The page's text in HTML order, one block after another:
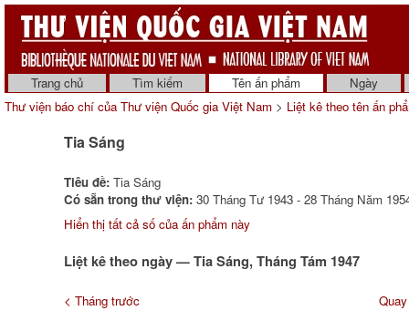
Trang chủ Tìm kiếm Tên ấn phẩm
Ngày
Thư viện báo chí của Thư viện Quốc gia Việt Nam > Liệt kê theo tên ấn
Tia Sáng
Tiêu đề: Tia Sáng
Có sẵn trong thư viện: 30 Tháng Tư 1943 - 28 Tháng Năm
Hiển thị tất cả số của ấn phẩm này
Liệt kê theo ngày — Tia Sáng, Tháng Tám 1947
< Tháng trước